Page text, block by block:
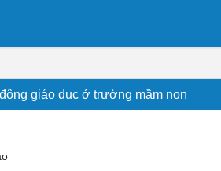
giáo dục ở trường mầm non